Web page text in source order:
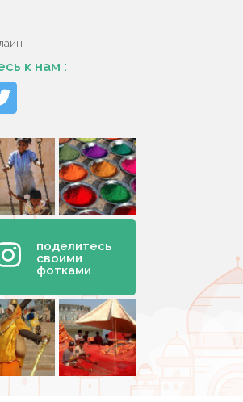
к нам :
поделитесь
своими
фотками